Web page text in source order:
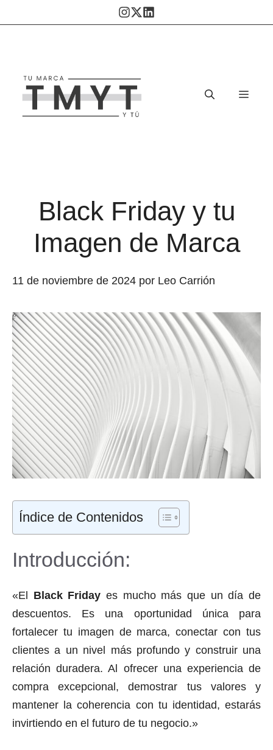
al
Menú
Black Friday y tu
Imagen de Marca
11 de noviembre de 2024 por Leo Carrión
Índice de Contenidos
Introducción:
«El Black Friday es mucho más que un día de
descuentos. Es una oportunidad única para
fortalecer tu imagen de marca, conectar con tus
clientes a un nivel más profundo y construir una
relación duradera. Al ofrecer una experiencia de
compra excepcional, demostrar tus valores y
mantener la coherencia con tu identidad, estarás
invirtiendo en el futuro de tu negocio.»